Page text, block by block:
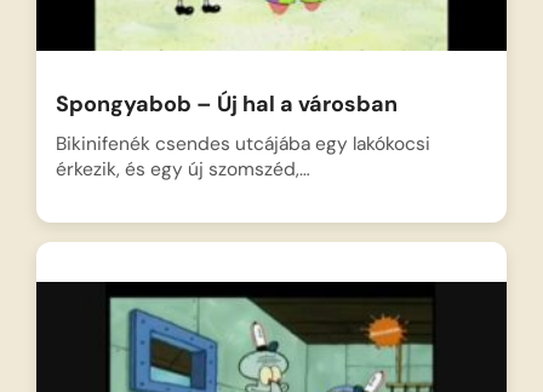
Spongyabob – Új hal a városban
Bikinifenék csendes utcájába egy lakókocsi
érkezik, és egy új szomszéd,…